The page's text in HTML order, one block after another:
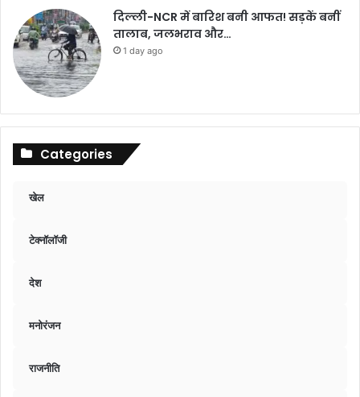
दिल्ली-NCR में बारिश बनी आफत! सड़कें बनीं
तालाब, जलभराव और…
1 day ago
Categories
खेल
टेक्नॉलॉजी
देश
मनोरंजन
राजनीति